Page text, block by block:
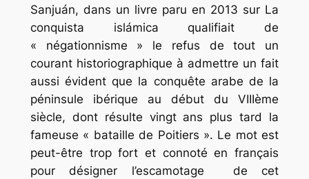
Sanjuán, dans un livre paru en 2013 sur La
conquista islámica qualifiait de
« négationnisme » le refus de tout un
courant historiographique à admettre un fait
aussi évident que la conquête arabe de la
péninsule ibérique au début du VIIIème
siècle, dont résulte vingt ans plus tard la
fameuse « bataille de Poitiers ». Le mot est
peut-être trop fort et connoté en français
pour désigner l’escamotage de cet